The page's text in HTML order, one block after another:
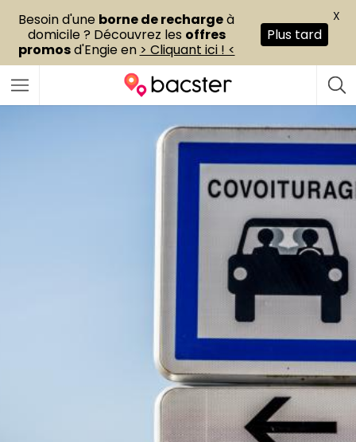
Besoin d'une borne de rechargeà
domicile ? Découvrez les offres
promosd'Engie en > Cliquant ici ! <
Plus tard
X